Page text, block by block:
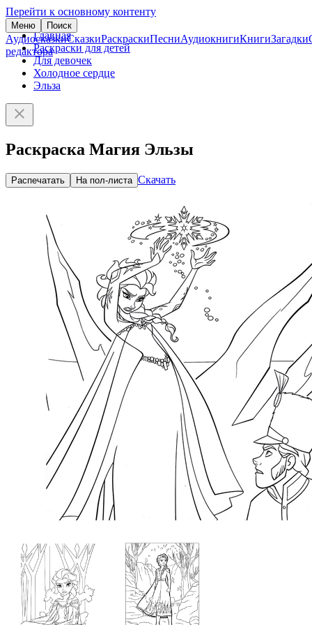
Перейти к основному контенту
Меню Поиск
АудиосказкиСказкиРаскраскиПесниАудиокнигиКнигиЗагадки
редактора
Главная
Раскраски для детей
Для девочек
Холодное сердце
Эльза
Раскраска Магия Эльзы
Распечатать На пол-листа Скачать